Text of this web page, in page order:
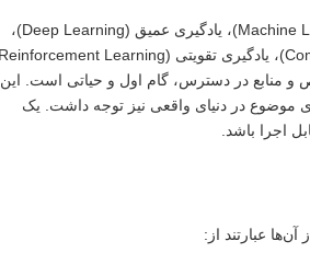
حوزه هوش مصنوعی طیف وسیعی از زیرشاخه‌ها را شامل می‌شود: یادگیری ماشین (Machine Learning)، یادگیری عمیق (Deep Learning)،
منابع در دسترس، گام اول و حیاتی است. این
موضوع در دنیای واقعی نیز توجه داشت. یک
اجرا باشد.
عبارتند از: